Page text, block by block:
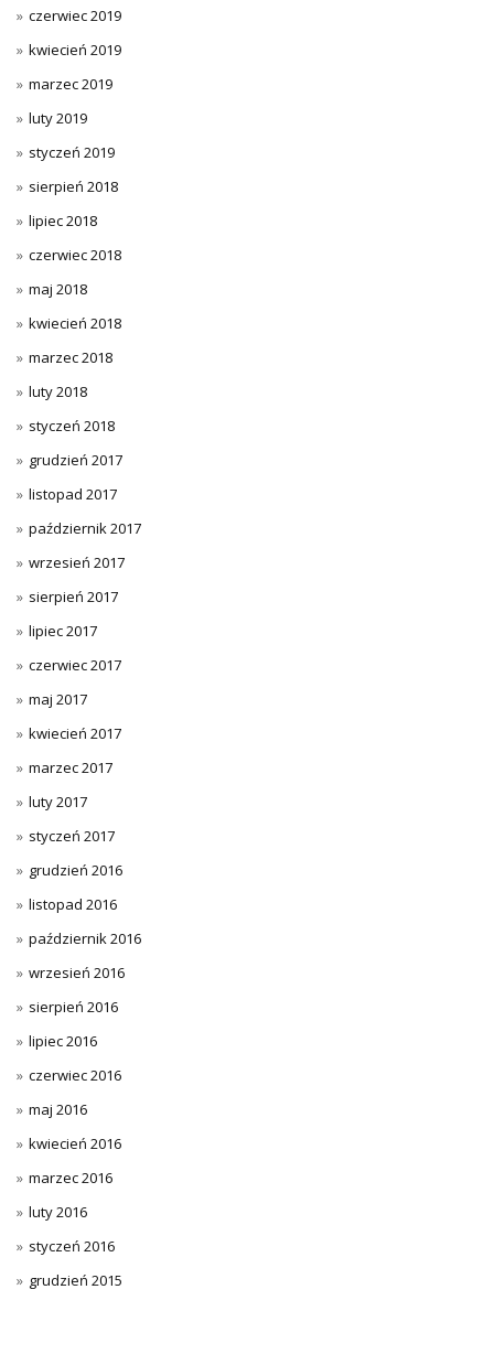
czerwiec 2019
kwiecień 2019
marzec 2019
luty 2019
styczeń 2019
sierpień 2018
lipiec 2018
czerwiec 2018
maj 2018
kwiecień 2018
marzec 2018
luty 2018
styczeń 2018
grudzień 2017
listopad 2017
październik 2017
wrzesień 2017
sierpień 2017
lipiec 2017
czerwiec 2017
maj 2017
kwiecień 2017
marzec 2017
luty 2017
styczeń 2017
grudzień 2016
listopad 2016
październik 2016
wrzesień 2016
sierpień 2016
lipiec 2016
czerwiec 2016
maj 2016
kwiecień 2016
marzec 2016
luty 2016
styczeń 2016
grudzień 2015